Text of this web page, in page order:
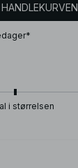
i størrelsen